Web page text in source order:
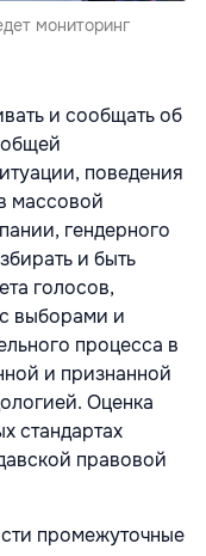
мониторинг
и сообщать об
поведения
массовой
гендерного
и быть
голосов,
выборами и
процесса в
и признанной
Оценка
стандартах
правовой
промежуточные